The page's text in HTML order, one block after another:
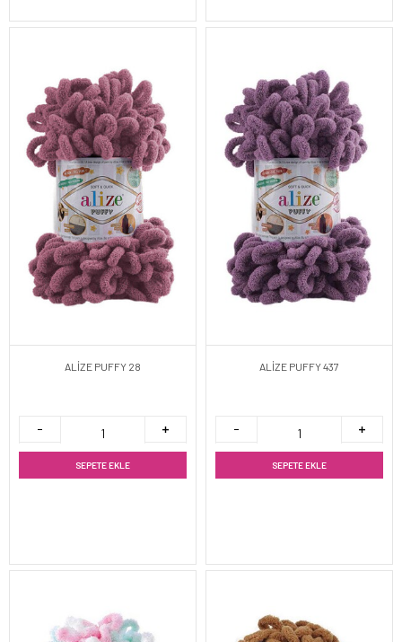
ALİZE PUFFY 28
SEPETE EKLE
ALİZE PUFFY 437
SEPETE EKLE